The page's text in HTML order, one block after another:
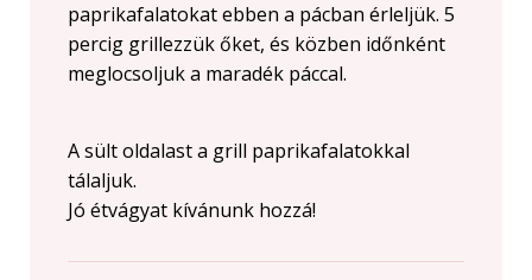
paprikafalatokat ebben a pácban érleljük. 5
percig grillezzük őket, és közben időnként
meglocsoljuk a maradék páccal.
A sült oldalast a grill paprikafalatokkal
tálaljuk.
Jó étvágyat kívánunk hozzá!